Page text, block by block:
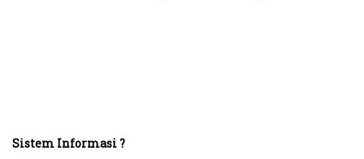
Sistem Informasi ?